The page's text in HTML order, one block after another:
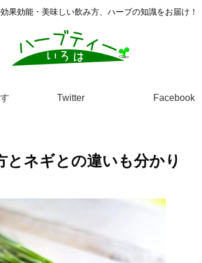
果効能・美味しい飲み方、ハーブの知識をお届け！
Twitter Facebook
ネギとの違いも分かり